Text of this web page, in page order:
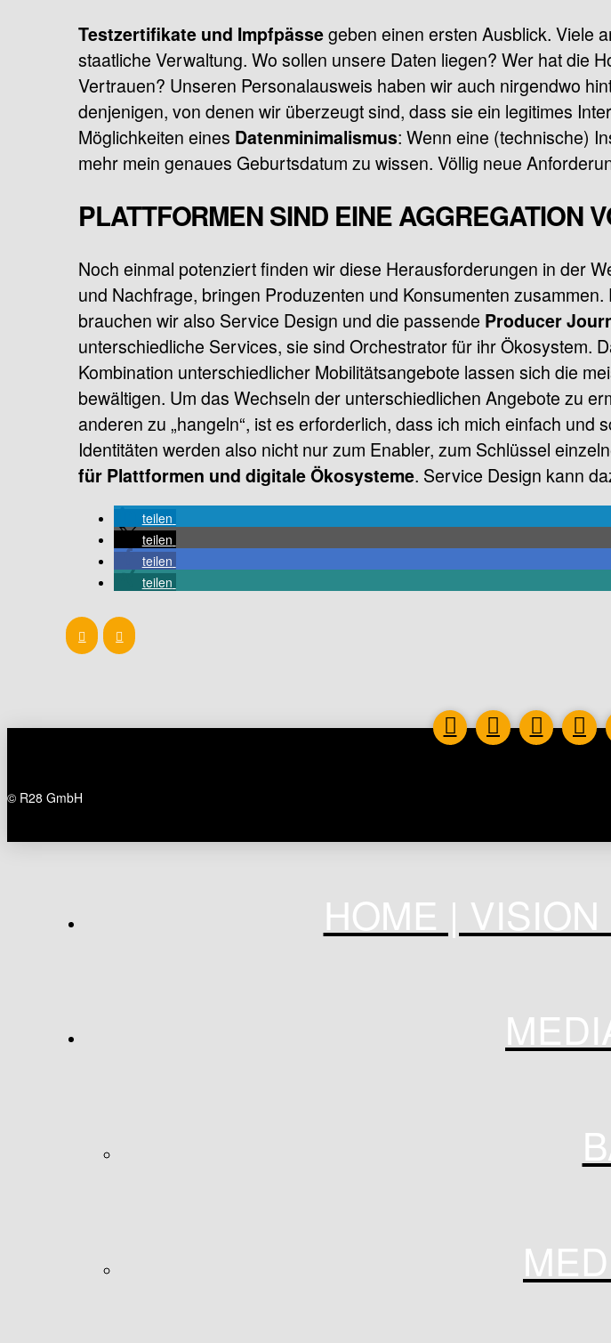
Testzertifikate und Impfpässegeben einen ersten Ausblick. Viele
staatliche Verwaltung. Wo sollen unsere Daten liegen? Wer hat die
Vertrauen? Unseren Personalausweis haben wir auch nirgendwo
denjenigen, von denen wir überzeugt sind, dass sie ein legitimes
Möglichkeiten eines Datenminimalismus: Wenn eine (technische)
mehr mein genaues Geburtsdatum zu wissen. Völlig neue
PLATTFORMEN SIND EINE AGGREGATION
Noch einmal potenziert finden wir diese Herausforderungen in der
und Nachfrage, bringen Produzenten und Konsumenten
brauchen wir also Service Design und die passende Producer
unterschiedliche Services, sie sind Orchestrator für ihr Ökosystem.
Kombination unterschiedlicher Mobilitätsangebote lassen sich die
bewältigen. Um das Wechseln der unterschiedlichen Angebote zu
anderen zu „hangeln“, ist es erforderlich, dass ich mich einfach
Identitäten werden also nicht nur zum Enabler, zum Schlüssel
für Plattformen und digitale Ökosysteme. Service Design kann
teilen
teilen
teilen
teilen
Prev Next
© R28 GmbH
HOME |